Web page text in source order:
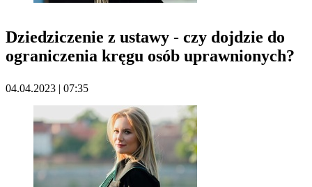
Dziedziczenie z ustawy - czy dojdzie do
ograniczenia kręgu osób uprawnionych?
04.04.2023 | 07:35